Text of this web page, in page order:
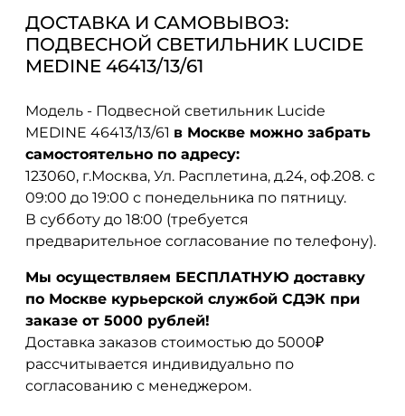
ДОСТАВКА И САМОВЫВОЗ:
ПОДВЕСНОЙ СВЕТИЛЬНИК LUCIDE
MEDINE 46413/13/61
Модель - Подвесной светильник Lucide
MEDINE 46413/13/61 в Москве можно забрать
самостоятельно по адресу:
123060, г.Москва, Ул. Расплетина, д.24, оф.208. с
09:00 до 19:00 с понедельника по пятницу.
В субботу до 18:00 (требуется
предварительное согласование по телефону).
Мы осуществляем БЕСПЛАТНУЮ доставку
по Москве курьерской службой СДЭК при
заказе от 5000 рублей!
Доставка заказов стоимостью до 5000₽
рассчитывается индивидуально по
согласованию с менеджером.